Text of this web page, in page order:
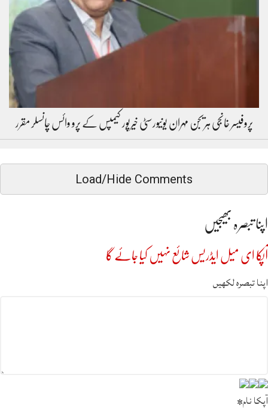
پروفیسر خانجی ہریجن مہران یونیورسٹی خیرپور کیمپس کے پرو وائس چانسلر مقرر
Load/Hide Comments
اپنا تبصرہ بھیجیں
آپکا ای میل ایڈریس شائع نہیں کیا جائے گا
اپنا تبصرہ لکھیں
آپکا نام*